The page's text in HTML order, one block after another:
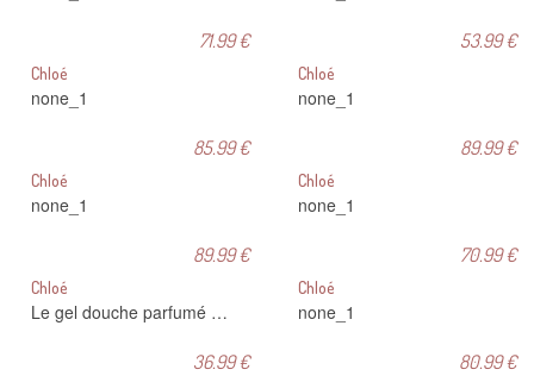
71.99 € 53.99 €
Chloé
none_1
85.99 €
Chloé
none_1
89.99 €
Chloé
none_1
89.99 €
Chloé
none_1
70.99 €
Chloé
Le gel douche parfumé Chloé fera de votre douche un pur moment de plaisir.
36.99 €
Chloé
none_1
80.99 €